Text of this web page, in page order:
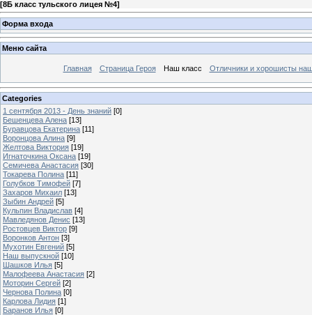
[8Б класс тульского лицея №4]
Форма входа
Меню сайта
Главная Страница Героя Наш класс Отличники и хорошисты
Categories
1 сентября 2013 - День знаний [0]
Бешенцева Алена [13]
Буравцова Екатерина [11]
Воронцова Алина [9]
Желтова Виктория [19]
Игнаточкина Оксана [19]
Семичева Анастасия [30]
Токарева Полина [11]
Голубков Тимофей [7]
Захаров Михаил [13]
Зыбин Андрей [5]
Кульпин Владислав [4]
Мавледянов Денис [13]
Ростовцев Виктор [9]
Воронков Антон [3]
Мухотин Евгений [5]
Наш выпускной [10]
Шашков Илья [5]
Малофеева Анастасия [2]
Моторин Сергей [2]
Чернова Полина [0]
Карлова Лидия [1]
Баранов Илья [0]